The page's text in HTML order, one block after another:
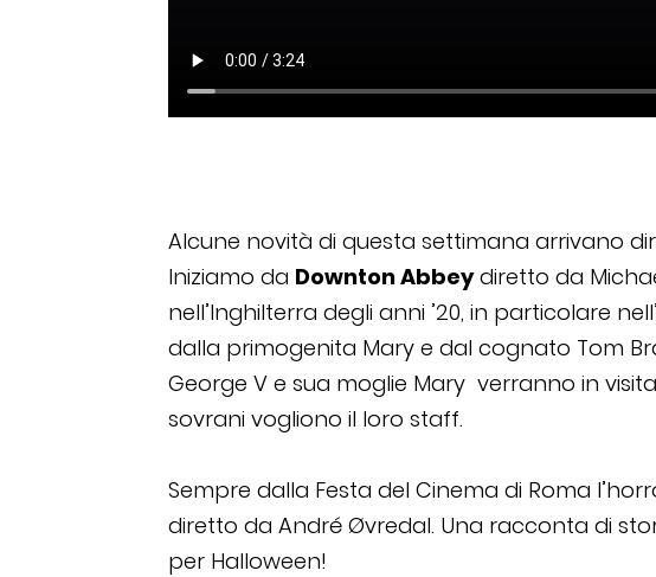
Alcune novità di questa settimana arrivano
Iniziamo da Downton Abbeydiretto da
nell’Inghilterra degli anni ’20, in particolare
dalla primogenita Mary e dal cognato Tom
George V e sua moglie Mary verranno in
sovrani vogliono il loro staff.
Sempre dalla Festa del Cinema di Roma
diretto da André Øvredal. Una racconta di
per Halloween!